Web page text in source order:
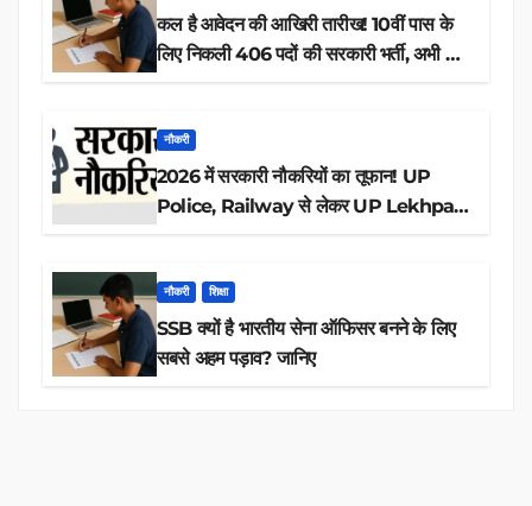
कल है आवेदन की आखिरी तारीख! 10वीं पास के
लिए निकली 406 पदों की सरकारी भर्ती, अभी करें
नौकरी
2026 में सरकारी नौकरियों का तूफान! UP
Police, Railway से लेकर UP Lekhpal
नौकरी शिक्षा
SSB क्यों है भारतीय सेना ऑफिसर बनने के लिए
सबसे अहम पड़ाव? जानिए